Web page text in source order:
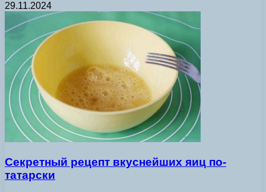
29.11.2024
Секретный рецепт вкуснейших яиц по-
татарски